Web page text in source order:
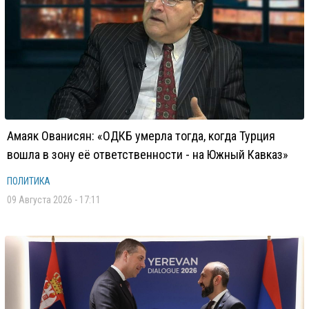
Амаяк Ованисян: «ОДКБ умерла тогда, когда Турция
вошла в зону её ответственности - на Южный Кавказ»
ПОЛИТИКА
09 Августа 2026 - 17:11